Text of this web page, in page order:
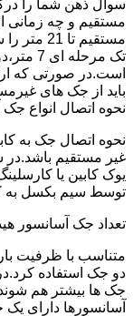
سوال ذهن شما را
مستقیم و چه زمانی
مستقیم
باید از جک های
نحوه اتصال انواع
نحوه اتصال جک به
غیر مستقیم
یوک کابین یا
توسط سیم بکسل به
تعداد جک آسانسور
متناسب با ظرفیت
دو جک استفاده
جک ها بیشتر هم شوند
آسانسورها دارای